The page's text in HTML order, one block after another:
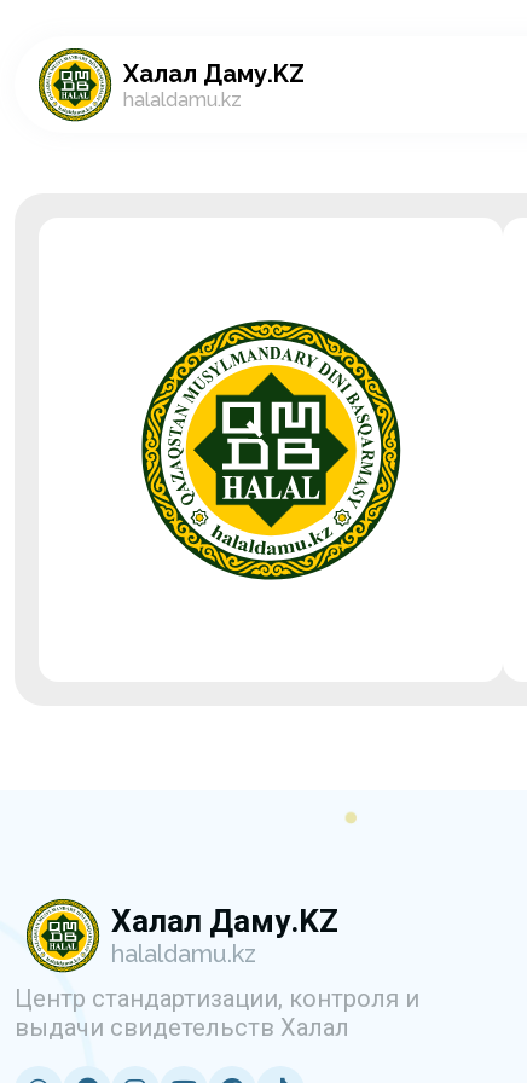
Халал Даму.KZ
halaldamu.kz
Халал Даму.KZ
halaldamu.kz
Центр стандартизации, контроля и
выдачи свидетельств Халал